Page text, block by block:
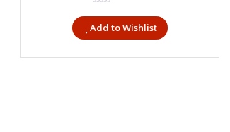
Add to Wishlist